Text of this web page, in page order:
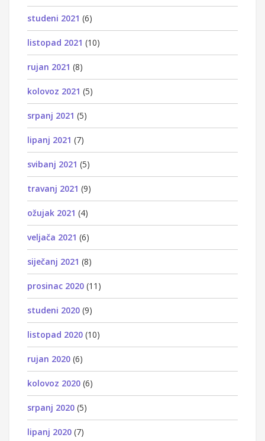
studeni 2021 (6)
listopad 2021 (10)
rujan 2021 (8)
kolovoz 2021 (5)
srpanj 2021 (5)
lipanj 2021 (7)
svibanj 2021 (5)
travanj 2021 (9)
ožujak 2021 (4)
veljača 2021 (6)
siječanj 2021 (8)
prosinac 2020 (11)
studeni 2020 (9)
listopad 2020 (10)
rujan 2020 (6)
kolovoz 2020 (6)
srpanj 2020 (5)
lipanj 2020 (7)